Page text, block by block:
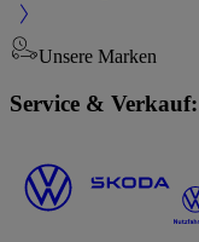
Unsere Marken
Service & Verkauf: